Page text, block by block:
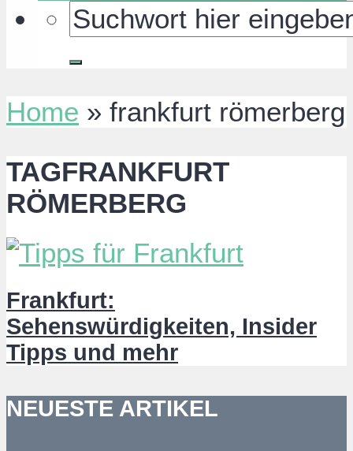
Home » frankfurt römerberg
TAGFRANKFURT
RÖMERBERG
Frankfurt:
Sehenswürdigkeiten, Insider
Tipps und mehr
NEUESTE ARTIKEL